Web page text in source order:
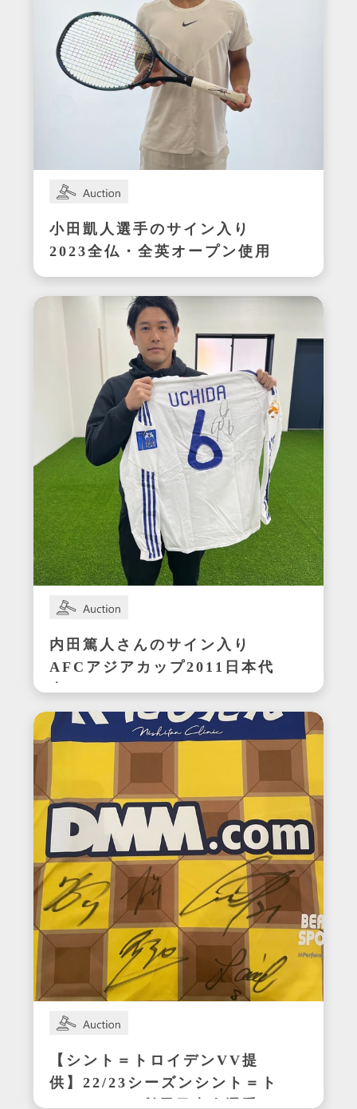
小田凱人選手のサイン入り
2023全仏・全英オープン使用
ラケット
内田篤人さんのサイン入り
AFCアジアカップ2011日本代
表ユニフォーム
【シント＝トロイデンVV提
供】22/23シーズンシント＝ト